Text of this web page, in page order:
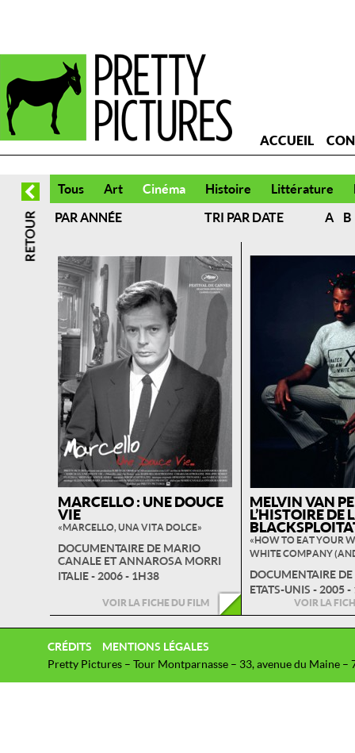
ACCUEIL
Tous Art Cinéma Histoire Littérature
PAR ANNÉE
TRI PAR DATE A B
MARCELLO : UNE DOUCE
VIE
« MARCELLO, UNA VITA DOLCE »
DOCUMENTAIRE DE MARIO
CANALE ET ANNAROSA MORRI
ITALIE - 2006 - 1H38
VOIR LA FICHE DU FILM
MELVIN VAN
L’HISTOIRE DE
« HOW TO EAT YOUR
WHITE COMPANY
DOCUMENTAIRE
ETATS-UNIS - 2005
VOIR LA
CRÉDITS
MENTIONS LÉGALES
Pretty Pictures – Tour Montparnasse – 33, avenue du Maine –